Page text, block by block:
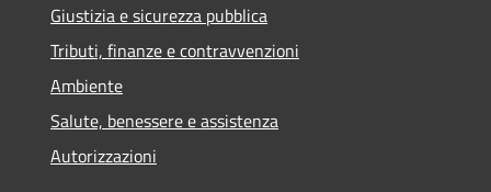
Giustizia e sicurezza pubblica
Tributi, finanze e contravvenzioni
Ambiente
Salute, benessere e assistenza
Autorizzazioni